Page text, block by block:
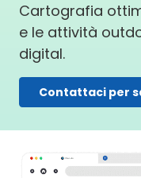
Cartografia
e le attività
digital.
Contattaci per